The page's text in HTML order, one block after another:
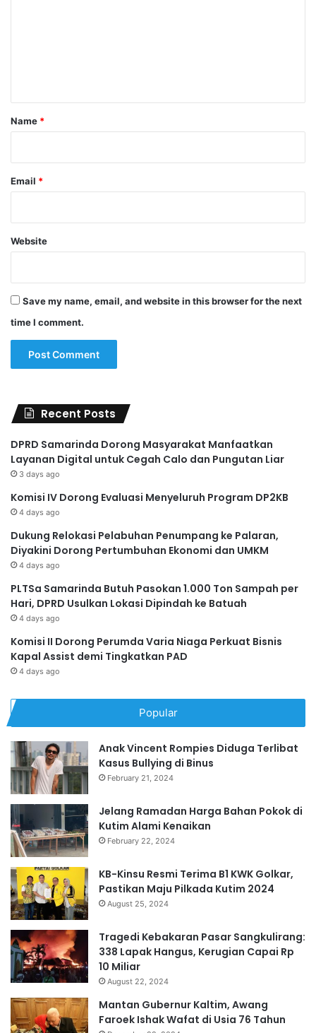
*
Name *
Email *
Website
Save my name, email, and website in this browser for the next
time I comment.
Recent Posts
DPRD Samarinda Dorong Masyarakat Manfaatkan
Layanan Digital untuk Cegah Calo dan Pungutan Liar
3 days ago
Komisi IV Dorong Evaluasi Menyeluruh Program DP2KB
4 days ago
Dukung Relokasi Pelabuhan Penumpang ke Palaran,
Diyakini Dorong Pertumbuhan Ekonomi dan UMKM
4 days ago
PLTSa Samarinda Butuh Pasokan 1.000 Ton Sampah per
Hari, DPRD Usulkan Lokasi Dipindah ke Batuah
4 days ago
Komisi II Dorong Perumda Varia Niaga Perkuat Bisnis
Kapal Assist demi Tingkatkan PAD
4 days ago
Popular
Anak Vincent Rompies Diduga Terlibat
Kasus Bullying di Binus
February 21, 2024
Jelang Ramadan Harga Bahan Pokok di
Kutim Alami Kenaikan
February 22, 2024
KB-Kinsu Resmi Terima B1 KWK Golkar,
Pastikan Maju Pilkada Kutim 2024
August 25, 2024
Tragedi Kebakaran Pasar Sangkulirang:
338 Lapak Hangus, Kerugian Capai Rp
10 Miliar
August 22, 2024
Mantan Gubernur Kaltim, Awang
Faroek Ishak Wafat di Usia 76 Tahun